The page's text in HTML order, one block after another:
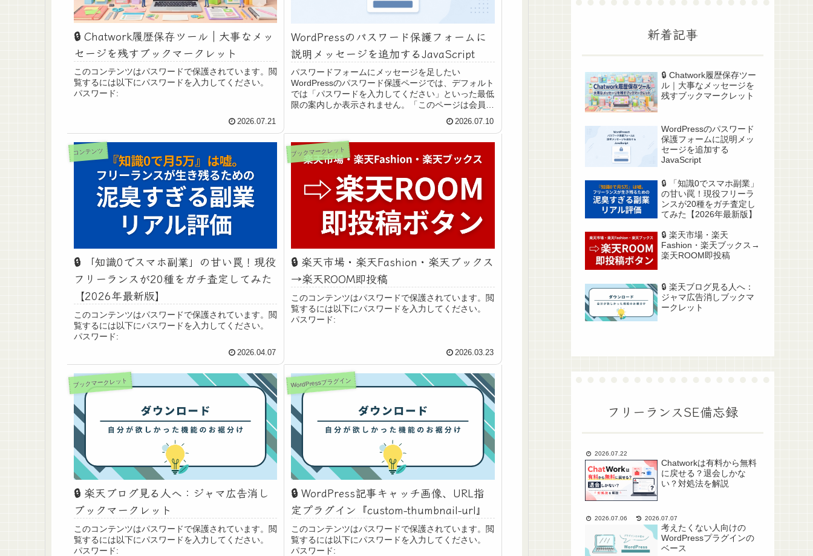
🔒️ Chatwork履歴保存ツール｜大事なメッ
セージを残すブックマークレット
このコンテンツはパスワードで保護されています。閲
覧するには以下にパスワードを入力してください。
パスワード:
2026.07.21
WordPressのパスワード保護フォームに
説明メッセージを追加するJavaScript
パスワードフォームにメッセージを足したい
WordPressのパスワード保護ページでは、デフォルト
では「パスワードを入力してください」といった最低
限の案内しか表示されません。「このページは会員限
定です」「事前にお知らせしたパスワードを入力し
2026.07.10
コンテンツ
🔒️ 「知識0でスマホ副業」の甘い罠！現役
フリーランスが20種をガチ査定してみた
【2026年最新版】
このコンテンツはパスワードで保護されています。閲
覧するには以下にパスワードを入力してください。
パスワード:
2026.04.07
ブックマークレット
🔒️ 楽天市場・楽天Fashion・楽天ブックス
→楽天ROOM即投稿
このコンテンツはパスワードで保護されています。閲
覧するには以下にパスワードを入力してください。
パスワード:
2026.03.23
ブックマークレット
🔒️ 楽天ブログ見る人へ：ジャマ広告消し
ブックマークレット
このコンテンツはパスワードで保護されています。閲
覧するには以下にパスワードを入力してください。
パスワード:
WordPressプラグイン
🔒️ WordPress記事キャッチ画像、URL指
定プラグイン『custom-thumbnail-url』
このコンテンツはパスワードで保護されています。閲
覧するには以下にパスワードを入力してください。
パスワード:
新着記事
🔒️ Chatwork履歴保存ツー
ル｜大事なメッセージを
残すブックマークレット
WordPressのパスワード
保護フォームに説明メッ
セージを追加する
JavaScript
🔒️ 「知識0でスマホ副業」
の甘い罠！現役フリーラ
ンスが20種をガチ査定し
てみた【2026年最新版】
🔒️ 楽天市場・楽天
Fashion・楽天ブックス→
楽天ROOM即投稿
🔒️ 楽天ブログ見る人へ：
ジャマ広告消しブックマ
ークレット
フリーランスSE備忘録
2026.07.22
Chatworkは有料から無料
に戻せる？退会しかな
い？対処法を解説
2026.07.06 2026.07.07
考えたくない人向けの
WordPressプラグインの
ベース